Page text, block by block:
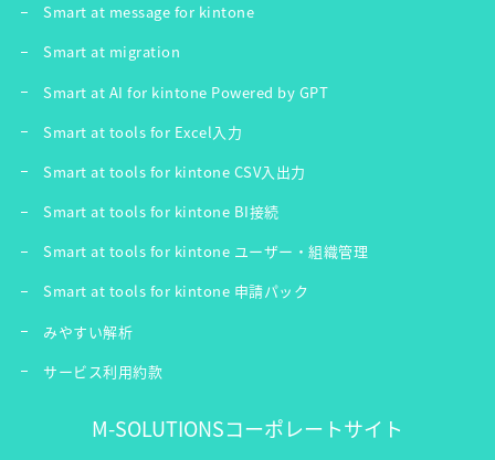
Smart at message for kintone
Smart at migration
Smart at AI for kintone Powered by GPT
Smart at tools for Excel入力
Smart at tools for kintone CSV入出力
Smart at tools for kintone BI接続
Smart at tools for kintone ユーザー・組織管理
Smart at tools for kintone 申請パック
みやすい解析
サービス利用約款
M-SOLUTIONSコーポレートサイト